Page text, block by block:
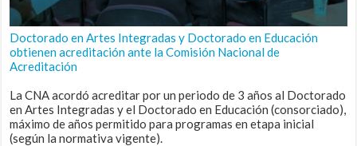
Doctorado en Artes Integradas y Doctorado en Educación
obtienen acreditación ante la Comisión Nacional de
Acreditación
La CNA acordó acreditar por un periodo de 3 años al Doctorado
en Artes Integradas y el Doctorado en Educación (consorciado),
máximo de años permitido para programas en etapa inicial
(según la normativa vigente).